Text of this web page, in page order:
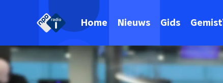
Home Nieuws Gids Gemist